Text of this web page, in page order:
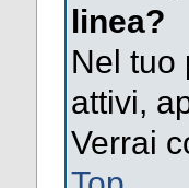
linea?
Nel tuo
attivi,
Verrai